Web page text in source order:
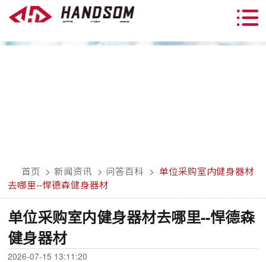
首页 > 新闻资讯 > 问答百科 >
单位采购室内健身器材
去哪里--悍德森健身器材
单位采购室内健身器材去哪里--悍德森
健身器材
2026-07-15 13:11:20